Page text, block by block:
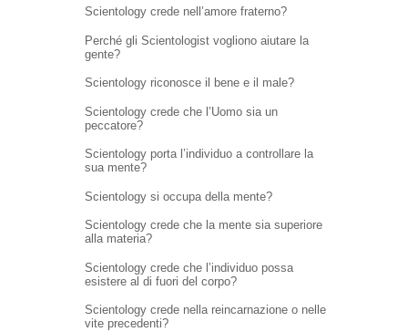
Scientology crede nell’amore fraterno?
Perché gli Scientologist vogliono aiutare la
gente?
Scientology riconosce il bene e il male?
Scientology crede che l’Uomo sia un
peccatore?
Scientology porta l’individuo a controllare la
sua mente?
Scientology si occupa della mente?
Scientology crede che la mente sia superiore
alla materia?
Scientology crede che l’individuo possa
esistere al di fuori del corpo?
Scientology crede nella reincarnazione o nelle
vite precedenti?